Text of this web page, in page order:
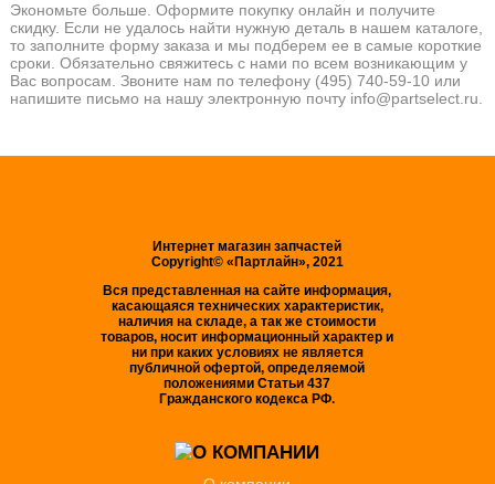
Экономьте больше. Оформите покупку онлайн и получите
скидку. Если не удалось найти нужную деталь в нашем каталоге,
то заполните форму заказа и мы подберем ее в самые короткие
сроки. Обязательно свяжитесь с нами по всем возникающим у
Вас вопросам. Звоните нам по телефону (495) 740-59-10 или
напишите письмо на нашу электронную почту info@partselect.ru.
Интернет магазин запчастей
Copyright© «Партлайн», 2021
Вся представленная на сайте информация,
касающаяся технических характеристик,
наличия на складе, а так же стоимости
товаров, носит информационный характер и
ни при каких условиях не является
публичной офертой, определяемой
положениями Статьи 437
Гражданского кодекса РФ.